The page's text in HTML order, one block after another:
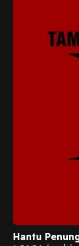
Hantu